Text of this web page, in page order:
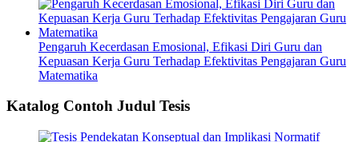
Pengaruh Kecerdasan Emosional, Efikasi Diri Guru dan
Kepuasan Kerja Guru Terhadap Efektivitas Pengajaran Guru
Matematika
Katalog Contoh Judul Tesis